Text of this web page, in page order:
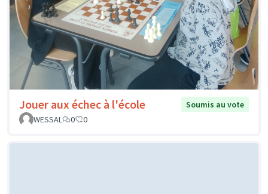
Jouer aux échec à l'école
Soumis au vote
WESSAL
0 0